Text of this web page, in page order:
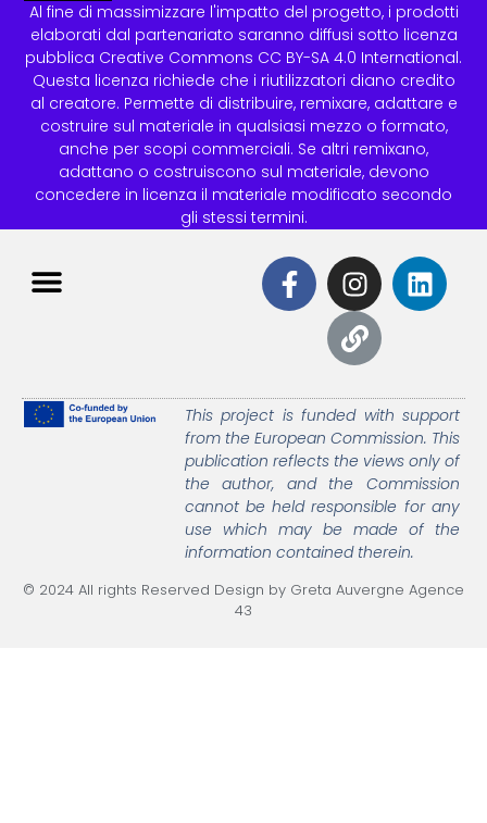
Al fine di massimizzare l'impatto del progetto, i prodotti
elaborati dal partenariato saranno diffusi sotto licenza
pubblica Creative Commons CC BY-SA 4.0 International.
Questa licenza richiede che i riutilizzatori diano credito
al creatore. Permette di distribuire, remixare, adattare e
costruire sul materiale in qualsiasi mezzo o formato,
anche per scopi commerciali. Se altri remixano,
adattano o costruiscono sul materiale, devono
concedere in licenza il materiale modificato secondo
gli stessi termini.
This project is funded with support
from the European Commission. This
publication reflects the views only of
the author, and the Commission
cannot be held responsible for any
use which may be made of the
information contained therein.
© 2024 All rights Reserved Design by Greta Auvergne Agence
43